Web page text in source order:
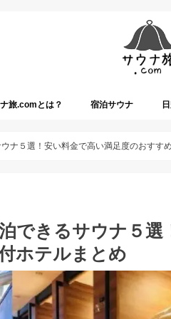
旅.comとは？ 宿泊サウナ
ナ５選！安い料金で高い満足度のおすす
できるサウナ５選
ホテルまとめ